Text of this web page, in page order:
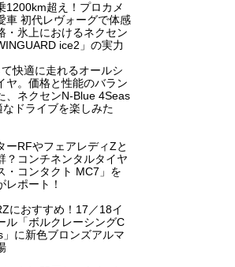
1200km超え！プロカメ
車 初代レヴォーグで体感
・氷上におけるネクセン
ice2」の実力
快適に走れるオールシ
ヤ。価格と性能のバラン
、ネクセンN-Blue 4Seas
ドライブを楽しみた
ーRFやフェアレディZと
？コンチネンタルタイヤ
・コンタクト MC7」を
レポート！
におすすめ！17／18イ
ル「ボルクレーシングC
」に新色ブロンズアルマ